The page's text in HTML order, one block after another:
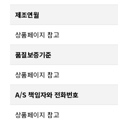
제조연월
상품페이지 참고
품질보증기준
상품페이지 참고
A/S 책임자와 전화번호
상품페이지 참고